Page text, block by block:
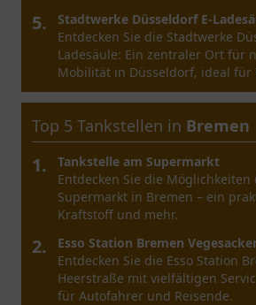
5.
Stadtwerke Düsseldorf E-
Entdecken Sie die Stadtwerke
Ladesäule: Ein zentraler Ort für
Mobilität in Düsseldorf, ideal für
Top 5 Tankstellen in Bremen
1.
Tankstelle am Supermarkt
Entdecken Sie die Möglichkeiten
Supermarkt in Bremen – ein
Kraftstoff und mehr.
2.
Esso Station Bremen
Entdecken Sie die Esso Station
Heerstraße mit vielfältigen
für Autofahrer und Reisende.